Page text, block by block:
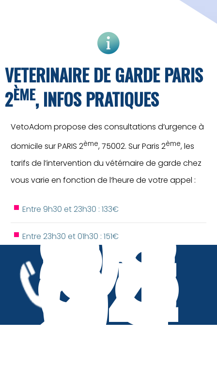
VETERINAIRE DE GARDE PARIS
2ÈME, INFOS PRATIQUES
VetoAdom propose des consultations d’urgence à
domicile sur PARIS 2ème, 75002. Sur Paris 2ème, les
tarifs de l’intervention du vétérnaire de garde chez
vous varie en fonction de l‘heure de votre appel :
Entre 9h30 et 23h30 : 133€
Entre 23h30 et 01h30 : 151€
Entre 01h30 et 05h00 : 163€
Entre 05h00 et 09h30 : 151€
VétoAdom Urgences Vétérinaires Paris intervient au
01
88
83
24
07